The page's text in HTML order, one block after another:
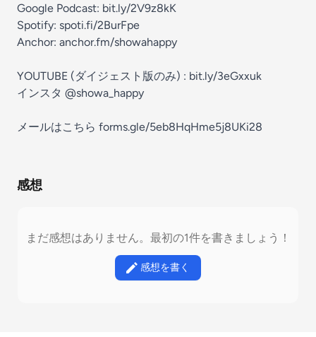
Google Podcast: bit.ly/2V9z8kK
Spotify: spoti.fi/2BurFpe
Anchor: anchor.fm/showahappy
YOUTUBE (ダイジェスト版のみ) : bit.ly/3eGxxuk
インスタ @showa_happy
メールはこちら forms.gle/5eb8HqHme5j8UKi28
感想
まだ感想はありません。最初の1件を書きましょう！
感想を書く